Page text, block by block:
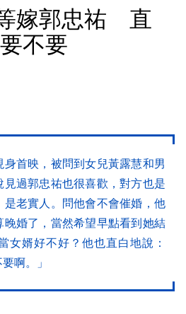
嫁郭忠祐 直
不要
首映，被問到女兒黃露慧和男
過郭忠祐也很喜歡，對方也是
老實人。問他會不會催婚，他
婚了，當然希望早點看到她結
女婿好不好？他也直白地說：
啊。」